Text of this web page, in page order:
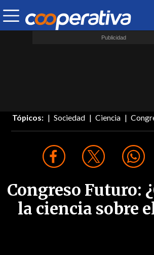
Tópicos: Sociedad Ciencia
Congreso Futuro:
la ciencia sobre